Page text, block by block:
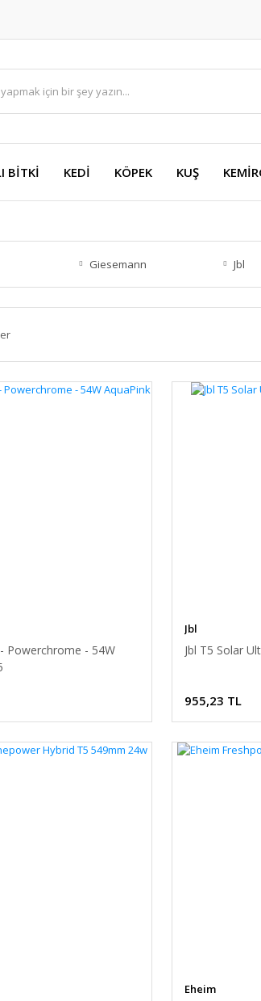
BİTKİ KEDİ KÖPEK KUŞ
Giesemann Jbl
Powerchrome - 54W
Jbl
Jbl T5 Solar
955,23 TL
Eheim